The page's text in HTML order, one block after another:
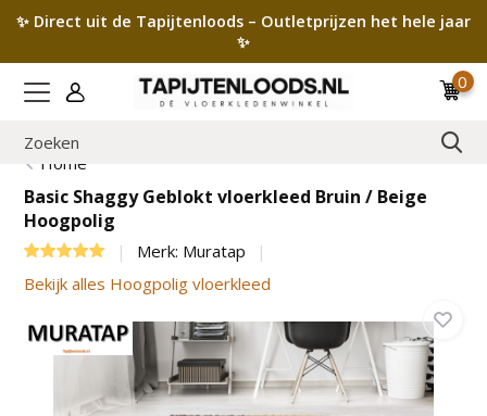
✨ Direct uit de Tapijtenloods – Outletprijzen het hele jaar
✨
0
Home
Basic Shaggy Geblokt vloerkleed Bruin / Beige
Hoogpolig
Merk: Muratap
Bekijk alles Hoogpolig vloerkleed